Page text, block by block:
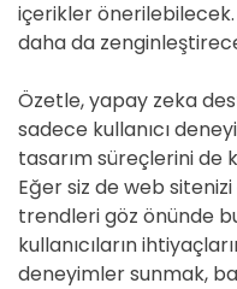
içerikler önerilebilecek.
daha da
Özetle, yapay zeka
sadece kullanıcı
tasarım süreçlerini de
Eğer siz de web
trendleri göz önünde
kullanıcıların
deneyimler sunmak,